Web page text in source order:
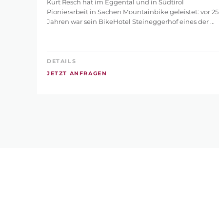
Kurt Resch hat im Eggental und in Südtirol
Pionierarbeit in Sachen Mountainbike geleistet: vor 25
Jahren war sein BikeHotel Steineggerhof eines der ...
DETAILS
JETZT ANFRAGEN